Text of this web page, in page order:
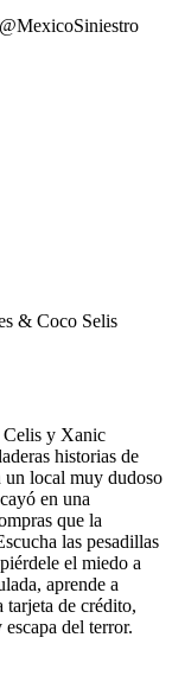
& Coco Selis
Celis y Xanic
historias de
un local muy dudoso
en una
que la
las pesadillas
el miedo a
aprende a
tarjeta de crédito,
del terror.